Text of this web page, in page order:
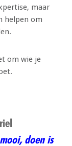
maar
helpen om
om wie je
doen is